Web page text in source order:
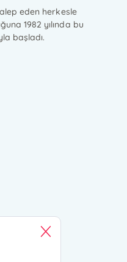
eden herkesle
1982 yılında bu
başladı.